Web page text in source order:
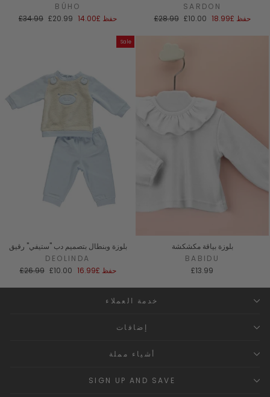
BÚHO
السعر
£34.99 سعر
£20.99 حفظ £14.00
SARDON
السعر
£28.99 سعر
£10.00 حفظ £18.99
Sale
بلوزة وبنطال بتصميم دب "ستيفي" رقيق
DEOLINDA
السعر
£26.99 سعر
£10.00 حفظ £16.99
بلوزة بياقة مكشكشة
BABIDU
£13.99
خدمة العملاء
إضافات
أشياء مملة
SIGN UP AND SAVE